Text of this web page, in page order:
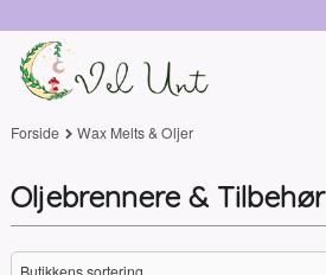
til
innholdet
Forside Wax Melts & Oljer
Oljebrennere & Tilbehør